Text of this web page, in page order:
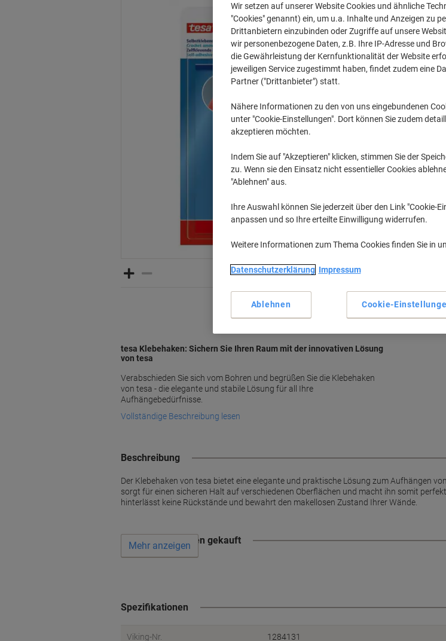
tesa Klebehaken: Sichern Sie Ihren Raum mit der innovativen Lösung
von tesa
Verabschieden Sie sich vom Bohren und begrüßen Sie die Klebehaken
von tesa - die elegante und stabile Lösung für all Ihre
Aufhängebedürfnisse.
Vollständige Beschreibung lesen
€
€ 8,75 inkl.
Menge
6+
Beschreibung
Der Klebehaken von tesa bietet eine elegante und praktische Lösung zum Aufhängen
sorgt für einen sicheren Halt auf verschiedenen Oberflächen und macht ihn somit
hinterlässt keine Rückstände und bewahrt den makellosen Zustand Ihrer Wände.
Wird oft zusammen gekauft
Mehr anzeigen
Spezifikationen
Viking-Nr. 1284131
Wir setzen auf unserer Website Cookies und ähnliche
"Cookies" genannt) ein, um u.a. Inhalte und Anzeigen zu
Drittanbietern einzubinden oder Zugriffe auf unsere
wir personenbezogene Daten, z.B. Ihre IP-Adresse und
die Gewährleistung der Kernfunktionalität der Website
jeweiligen Service zugestimmt haben, findet zudem eine
Partner ("Drittanbieter") statt.
Nähere Informationen zu den von uns eingebundenen
unter "Cookie-Einstellungen". Dort können Sie zudem
akzeptieren möchten.
Indem Sie auf "Akzeptieren" klicken, stimmen Sie der
zu. Wenn sie den Einsatz nicht essentieller Cookies
"Ablehnen" aus.
Ihre Auswahl können Sie jederzeit über den Link "Cookie-
anpassen und so Ihre erteilte Einwilligung widerrufen.
Weitere Informationen zum Thema Cookies finden Sie in
Datenschutzerklärung Impressum
Cookie-
Ablehnen